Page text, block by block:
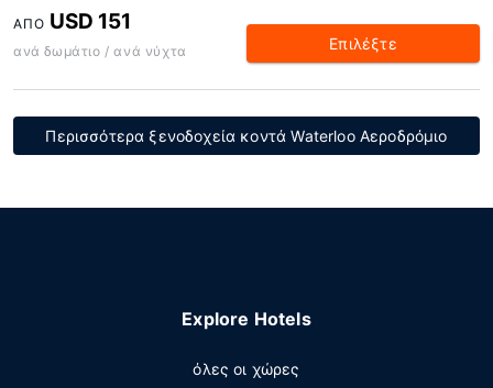
ΑΠΌ USD 151
ανά δωμάτιο / ανά νύχτα Επιλέξτε
Περισσότερα ξενοδοχεία κοντά Waterloo Αεροδρόμιο
Explore Hotels
όλες οι χώρες